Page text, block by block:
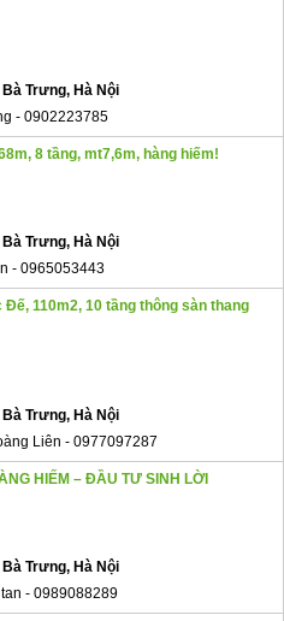
Trưng, Hà Nội
- 0902223785
8 tầng, mt7,6m, hàng hiếm!
Trưng, Hà Nội
- 0965053443
110m2, 10 tầng thông sàn thang
Trưng, Hà Nội
Liên - 0977097287
HIẾM – ĐẦU TƯ SINH LỜI
Trưng, Hà Nội
- 0989088289